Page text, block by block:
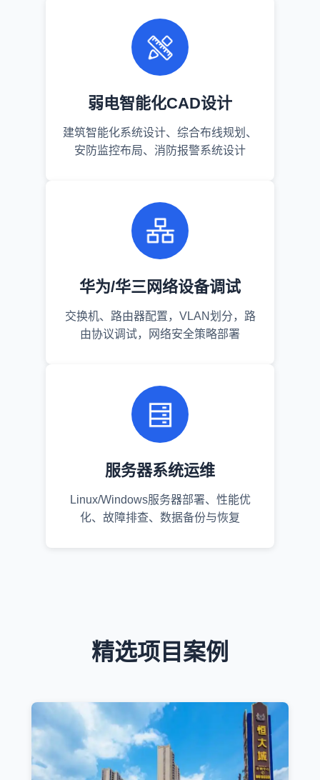
弱电智能化CAD设计
建筑智能化系统设计、综合布线规划、
安防监控布局、消防报警系统设计
华为/华三网络设备调试
交换机、路由器配置，VLAN划分，路
由协议调试，网络安全策略部署
服务器系统运维
Linux/Windows服务器部署、性能优
化、故障排查、数据备份与恢复
精选项目案例